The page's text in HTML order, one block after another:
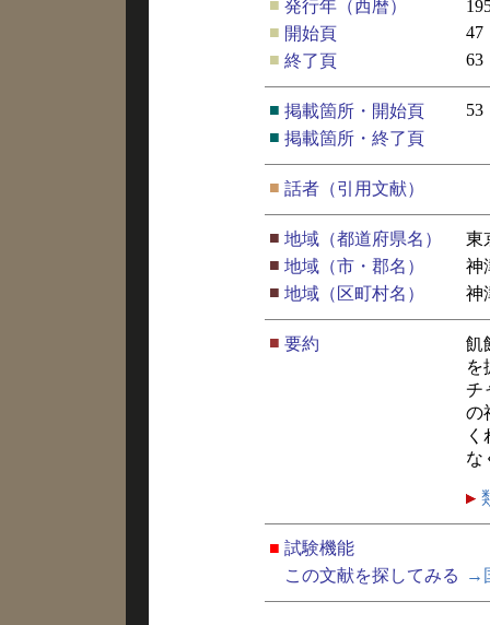
■ 発行年（西暦）
■ 開始頁
47
■ 終了頁 63
■ 掲載箇所・開始頁
53
■ 掲載箇所・終了頁
■ 話者（引用文献）
■ 地域（都道府県名）
東
■ 地域（市・郡名）
神
■ 地域（区町村名） 神
■ 要約
飢
を
チ
の
な
■ 試験機能
この文献を探してみる
→